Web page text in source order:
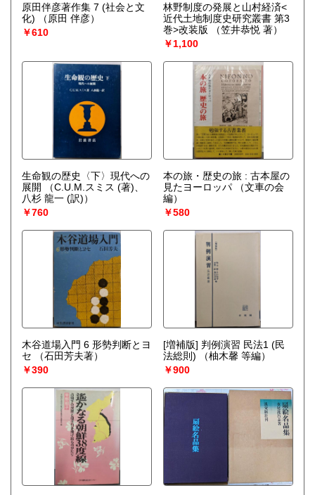
原田伴彦著作集 7 (社会と文
化)
（原田 伴彦）
￥610
林野制度の発展と山村経済<
近代土地制度史研究叢書 第3
巻>改装版
（笠井恭悦 著）
￥1,100
生命観の歴史〈下〉現代への
展開
（C.U.M.スミス (著)、
八杉 龍一 (訳)）
￥760
本の旅・歴史の旅 : 古本屋の
見たヨーロッパ
（文車の会
編）
￥580
木谷道場入門 6 形勢判断とヨ
セ
（石田芳夫著）
￥390
[増補版] 判例演習 民法1 (民
法総則)
（柚木馨 等編）
￥900